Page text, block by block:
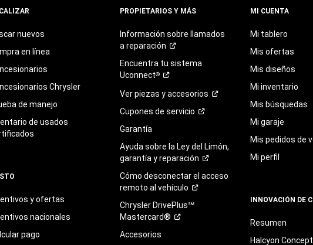
nuevos
en línea
Chrysler
de manejo
de usados
y ofertas
nacionales
pago
PROPIETARIOS Y MÁS
Información sobre llamados
a reparación
Encuentra tu sistema
Uconnect®
Ver piezas yaccesorios
Cupones de servicio
Garantía
Ayuda sobre la Ley del Limón,
garantía yreparación
Cómo desconectar el acceso
remoto al vehículo
Chrysler DrivePlus℠
Mastercard®
Accesorios
MI CUENTA
Mi tablero
Mis ofertas
Mis diseños
Mi inventario
Mis búsquedas
Mi garaje
Mis pedidos de
Mi perfil
INNOVACIÓN DE
Resumen
Halcyon Concept